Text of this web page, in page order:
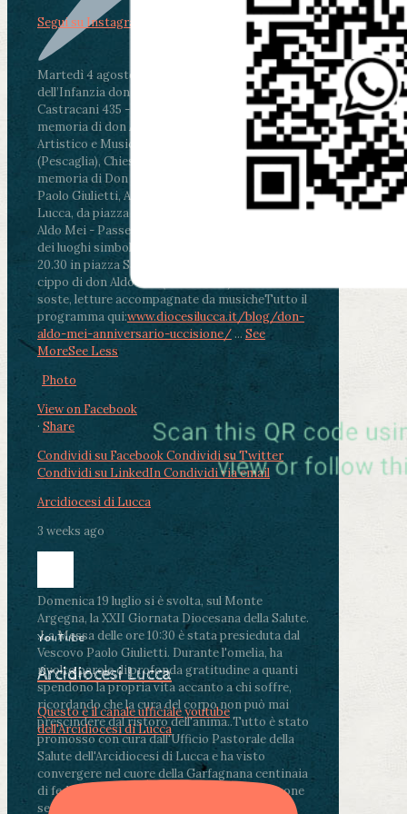
Martedì 4 agosto2026
ore 11:30 - Lucca, Scuola
dell’Infanzia don Aldo Mei - Viale Castruccio
Castracani 435 - Inaugurazione murales in
memoria di don Aldo Mei curato dal Liceo
Artistico e Musicale “Passaglia”
ore 18 - Fiano
(Pescaglia), Chiesa parrocchiale - Messa in
memoria di Don Aldo Mei celebrata da mons.
Paolo Giulietti, Arcivescovo di Lucca
ore 20.30 -
Lucca, da piazza San Michele al Cippo di don
Aldo Mei - Passeggiata della Memoria in alcuni
dei luoghi simbolo della città. Ritrovo alle ore
20.30 in piazza San Michele con conclusione al
cippo di don Aldo Mei (Porta Elisa). Durante le
soste, letture accompagnate da musicheTutto il
programma qui:www.diocesilucca.it/blog/don-
aldo-mei-anniversario-uccisione/ ... See
MoreSee Less
Photo
View on Facebook
· Share
Condividi su FacebookCondividi su Twitter
Condividi su LinkedInCondividi via email
Arcidiocesi di Lucca
3 weeks ago
Domenica 19 luglio si è svolta, sul Monte
Argegna, la XXII Giornata Diocesana della Salute.
.La Messa delle ore 10:30 è stata presieduta dal
Vescovo Paolo Giulietti. Durante l'omelia, ha
rivolto parole di profonda gratitudine a quanti
spendono la propria vita accanto a chi soffre,
ricordando che la cura del corpo non può mai
prescindere dal ristoro dell'anima..Tutto è stato
promosso con cura dall'Ufficio Pastorale della
Salute dell'Arcidiocesi di Lucca e ha visto
convergere nel cuore della Garfagnana centinaia
di fedeli, operatori sanitari, volontari e persone
segnate dalla malattia.
Segui su Instagram
YouTube
Arcidiocesi Lucca
Questo è il canale ufficiale youtube
dell'Arcidiocesi di Lucca